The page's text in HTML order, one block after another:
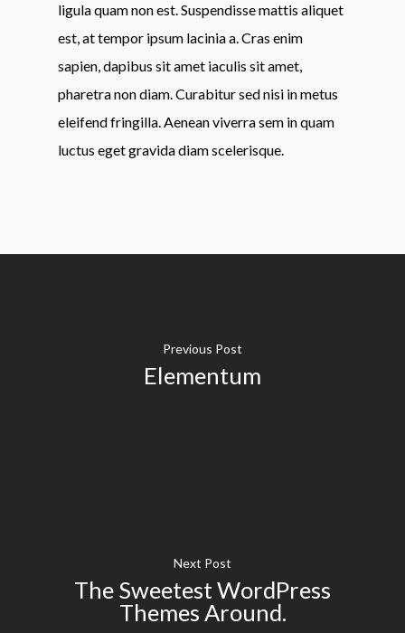
ligula quam non est. Suspendisse mattis aliquet
est, at tempor ipsum lacinia a. Cras enim
sapien, dapibus sit amet iaculis sit amet,
pharetra non diam. Curabitur sed nisi in metus
eleifend fringilla. Aenean viverra sem in quam
luctus eget gravida diam scelerisque.
Previous Post
Elementum
Next Post
The Sweetest WordPress
Themes Around.